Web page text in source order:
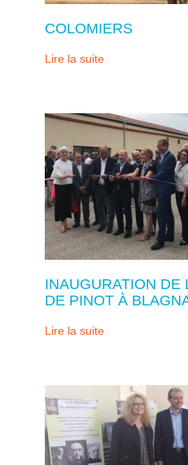
COLOMIERS
Lire la suite
INAUGURATION DE
DE PINOT À
Lire la suite